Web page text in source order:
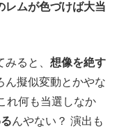
レムが色づけば大当
ると、 想像を絶す
ん擬似変動とかやな
れ何も当選しなか
んやない？ 演出も